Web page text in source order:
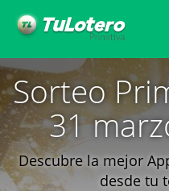
Sorteo
31
Descubre la mejor
desde tu